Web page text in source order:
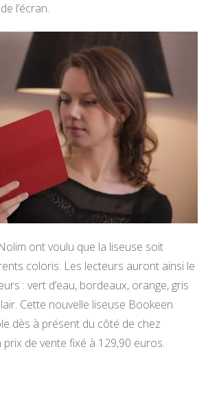
l’écran.
ont voulu que la liseuse soit
coloris. Les lecteurs auront ainsi le
: vert d’eau, bordeaux, orange, gris
Cette nouvelle liseuse Bookeen
dès à présent du côté de chez
de vente fixé à 129,90 euros.